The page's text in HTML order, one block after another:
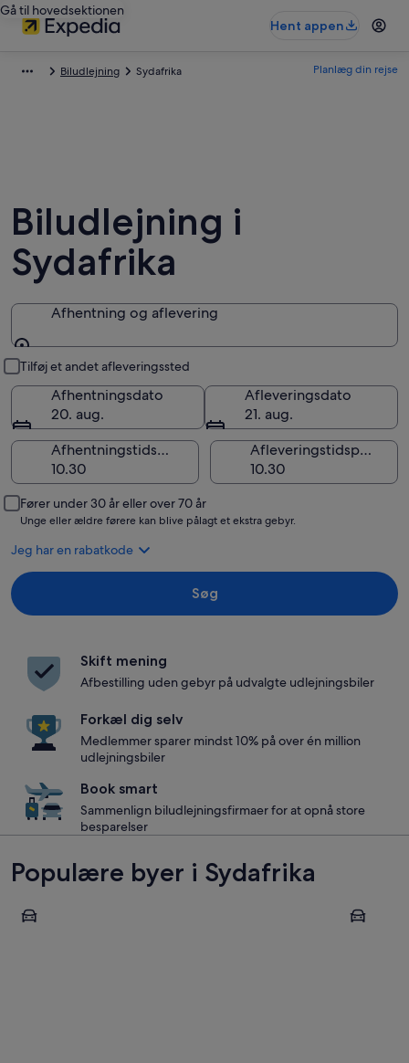
Gå til hovedsektionen
Hent appen
Biludlejning Sydafrika Planlæg din rejse
Biludlejning i
Sydafrika
Afhentning og aflevering
Tilføj et andet afleveringssted
Afhentningsdato
20. aug.
Afleveringsdato
21. aug.
Afhentningstidspunkt
Afleveringstidspunkt
Fører under 30 år eller over 70 år
Unge eller ældre førere kan blive pålagt et ekstra gebyr.
Jeg har en rabatkode
Søg
Skift mening
Afbestilling uden gebyr på udvalgte udlejningsbiler
Forkæl dig selv
Medlemmer sparer mindst 10% på over én million
udlejningsbiler
Book smart
Sammenlign biludlejningsfirmaer for at opnå store
besparelser
Populære byer i Sydafrika
Knysna Kapstaden